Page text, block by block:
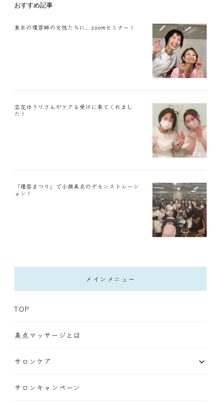
おすすめ記事
東京の理容師の女性たちに、zoomセミナー！
立花ゆうりさんがケアを受けに来てくれまし
た！
「理容まつり」で小顔美点のデモンストレーシ
ョン！
メインメニュー
TOP
美点マッサージとは
サロンケア
サロンキャンペーン